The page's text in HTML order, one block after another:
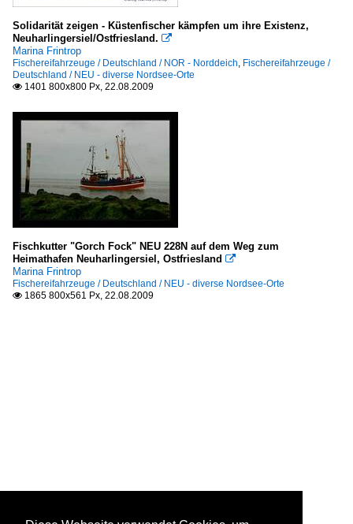
Solidarität zeigen - Küstenfischer kämpfen um ihre Existenz,
Neuharlingersiel/Ostfriesland. 
Marina Frintrop
Fischereifahrzeuge / Deutschland / NOR - Norddeich Fischereifahrzeuge /
Deutschland / NEU - diverse Nordsee-Orte
 1401 800x800 Px, 22.08.2009
Fischkutter "Gorch Fock" NEU 228N auf dem Weg zum
Heimathafen Neuharlingersiel, Ostfriesland 
Marina Frintrop
Fischereifahrzeuge / Deutschland / NEU - diverse Nordsee-Orte
 1865 800x561 Px, 22.08.2009